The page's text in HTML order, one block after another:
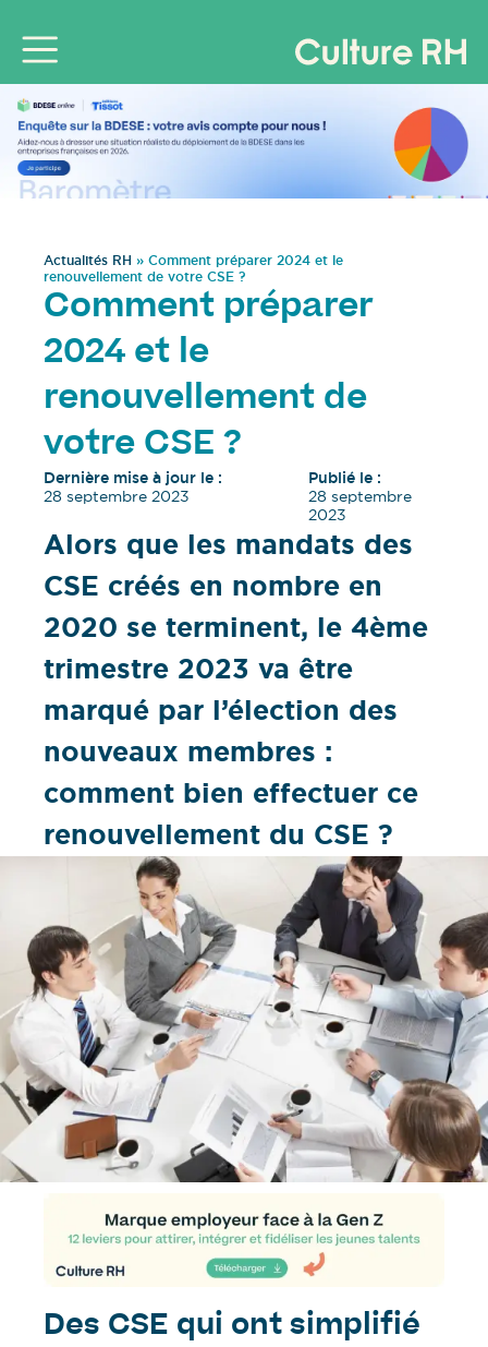
Actualités RH » Comment préparer 2024 et le
renouvellement de votre CSE ?
Comment préparer
2024 et le
renouvellement de
votre CSE ?
Dernière mise à jour le :
28 septembre 2023
Publié le :
28 septembre
2023
Alors que les mandats des
CSE créés en nombre en
2020 se terminent, le 4ème
trimestre 2023 va être
marqué par l’élection des
nouveaux membres :
comment bien effectuer ce
renouvellement du CSE ?
Des CSE qui ont simplifié